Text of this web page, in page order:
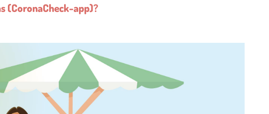
(CoronaCheck-app)?